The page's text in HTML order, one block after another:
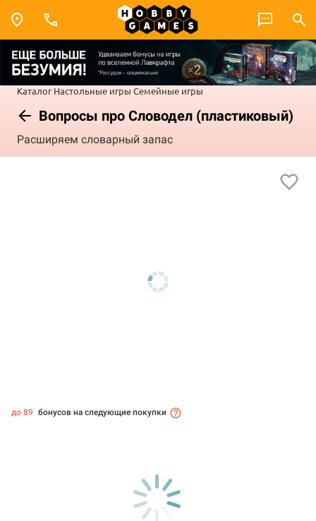
Каталог Настольные игры Семейные игры
Вопросы про Словодел (пластиковый)
Расширяем словарный запас
до 89 бонусов на следующие покупки